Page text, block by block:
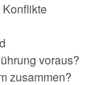
voraus?
zusammen?